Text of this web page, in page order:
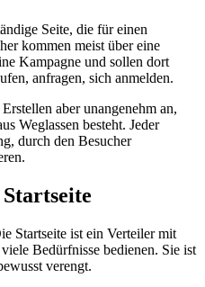
Seite, die für einen
kommen meist über eine
Kampagne und sollen dort
anfragen, sich anmelden.
aber unangenehm an,
Weglassen besteht. Jeder
durch den Besucher
Startseite ist ein Verteiler mit
Bedürfnisse bedienen. Sie ist
verengt.